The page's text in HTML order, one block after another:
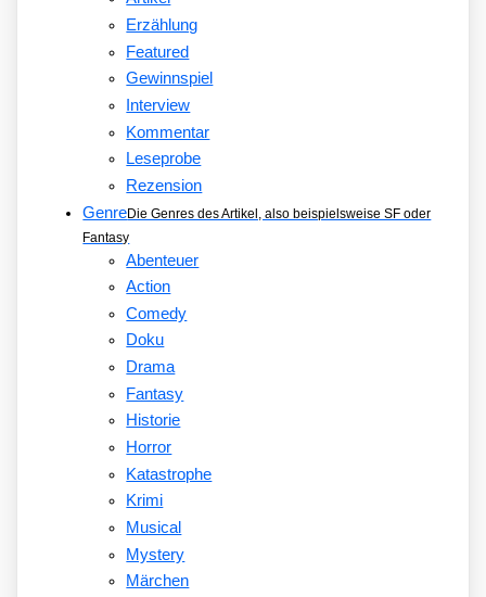
Erzählung
Featured
Gewinnspiel
Interview
Kommentar
Leseprobe
Rezension
GenreDie Genres des Artikel, also beispielsweise SF oder
Fantasy
Abenteuer
Action
Comedy
Doku
Drama
Fantasy
Historie
Horror
Katastrophe
Krimi
Musical
Mystery
Märchen